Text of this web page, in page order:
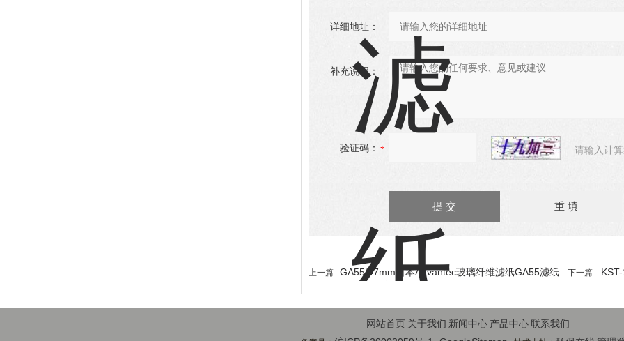
详细地址：
补充说明：
验证码： 请输入计
上一篇 : GA55/47mm日本Advantec玻璃纤维滤纸GA55滤纸 下一篇 :
网站首页 关于我们 新闻中心 产品中心联系我们